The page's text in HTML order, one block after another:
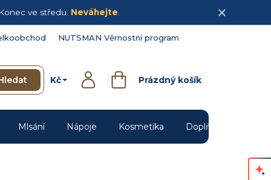
ve středu. Neváhejte
NUTSMAN Věrnostní program
Kč
PřihlášeníNákupní
Prázdný košík
Mlsání Nápoje Kosmetika Doplňky